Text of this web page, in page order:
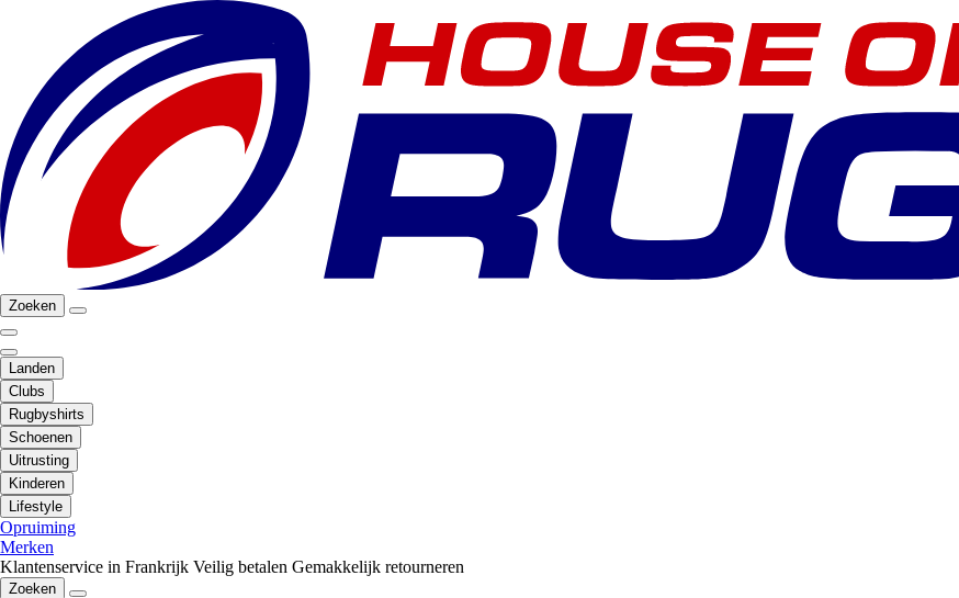
Zoeken
Landen
Clubs
Rugbyshirts
Schoenen
Uitrusting
Kinderen
Lifestyle
Opruiming
Merken
Klantenservice in Frankrijk Veilig betalen Gemakkelijk retourneren
Zoeken